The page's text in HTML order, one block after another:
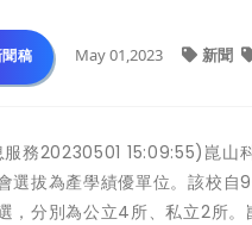
稿 May 01,2023 新聞
務20230501 15:09:55)崑山
選拔為產學績優單位。該校
，分別為公立4所、私立2所